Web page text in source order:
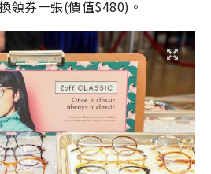
領券一張(價值$480)。